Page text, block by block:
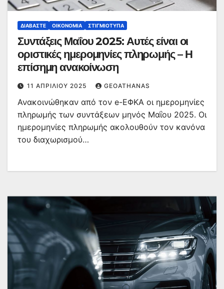
ΔΙΑΒΆΣΤΕ ΟΙΚΟΝΟΜΊΑ ΣΤΙΓΜΙΌΤΥΠΑ
Συντάξεις Μαΐου 2025: Αυτές είναι οι
οριστικές ημερομηνίες πληρωμής – Η
επίσημη ανακοίνωση
11 ΑΠΡΙΛΊΟΥ 2025 GEOATHANAS
Ανακοινώθηκαν από τον e-ΕΦΚΑ οι ημερομηνίες
πληρωμής των συντάξεων μηνός Μαΐου 2025. Οι
ημερομηνίες πληρωμής ακολουθούν τον κανόνα
του διαχωρισμού…